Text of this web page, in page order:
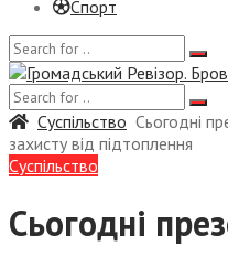
Спорт
Суспiльство Сьогодні
захисту від підтоплення
Суспiльство
Сьогодні